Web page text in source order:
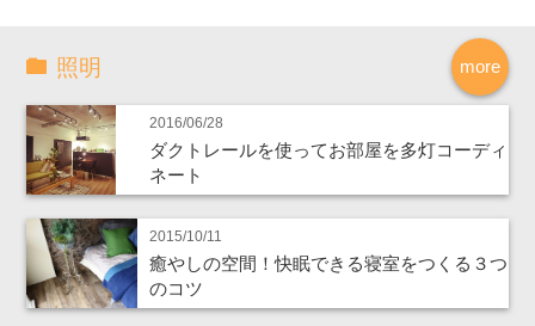
more
照明
2016/06/28
ダクトレールを使ってお部屋を多灯コーディ
ネート
2015/10/11
癒やしの空間！快眠できる寝室をつくる３つ
のコツ